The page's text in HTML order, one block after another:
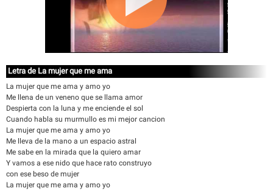
Letra de La mujer que me ama
La mujer que me ama y amo yo
Me llena de un veneno que se llama amor
Despierta con la luna y me enciende el sol
Cuando habla su murmullo es mi mejor cancion
La mujer que me ama y amo yo
Me lleva de la mano a un espacio astral
Me sabe en la mirada que la quiero amar
Y vamos a ese nido que hace rato construyo
con ese beso de mujer
La mujer que me ama y amo yo